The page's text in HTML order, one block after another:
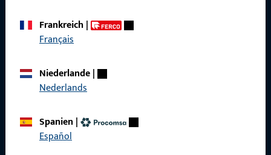
Frankreich|
Français
Niederlande|
Nederlands
Spanien |
Español